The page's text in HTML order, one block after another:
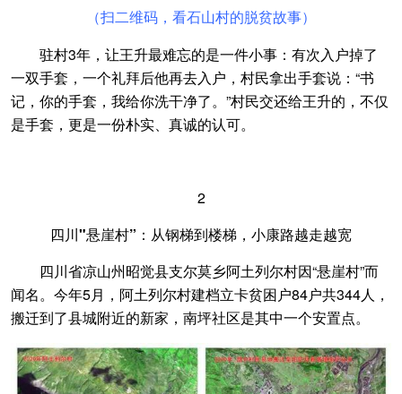
（扫二维码，看石山村的脱贫故事）
驻村3年，让王升最难忘的是一件小事：有次入户掉了
一双手套，一个礼拜后他再去入户，村民拿出手套说：“书
记，你的手套，我给你洗干净了。”村民交还给王升的，不仅
是手套，更是一份朴实、真诚的认可。
2
四川"悬崖村”：从钢梯到楼梯，小康路越走越宽
四川省凉山州昭觉县支尔莫乡阿土列尔村因“悬崖村”而
闻名。今年5月，阿土列尔村建档立卡贫困户84户共344人，
搬迁到了县城附近的新家，南坪社区是其中一个安置点。